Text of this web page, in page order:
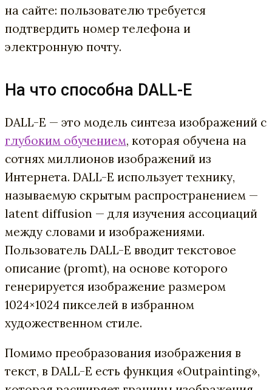
на сайте: пользователю требуется
подтвердить номер телефона и
электронную почту.
На что способна DALL-E
DALL-E — это модель синтеза изображений с
глубоким обучением, которая обучена на
сотнях миллионов изображений из
Интернета. DALL-E использует технику,
называемую скрытым распространением —
latent diffusion — для изучения ассоциаций
между словами и изображениями.
Пользователь DALL-E вводит текстовое
описание (promt), на основе которого
генерируется изображение размером
1024×1024 пикселей в избранном
художественном стиле.
Помимо преобразования изображения в
текст, в DALL-E есть функция «Outpainting»,